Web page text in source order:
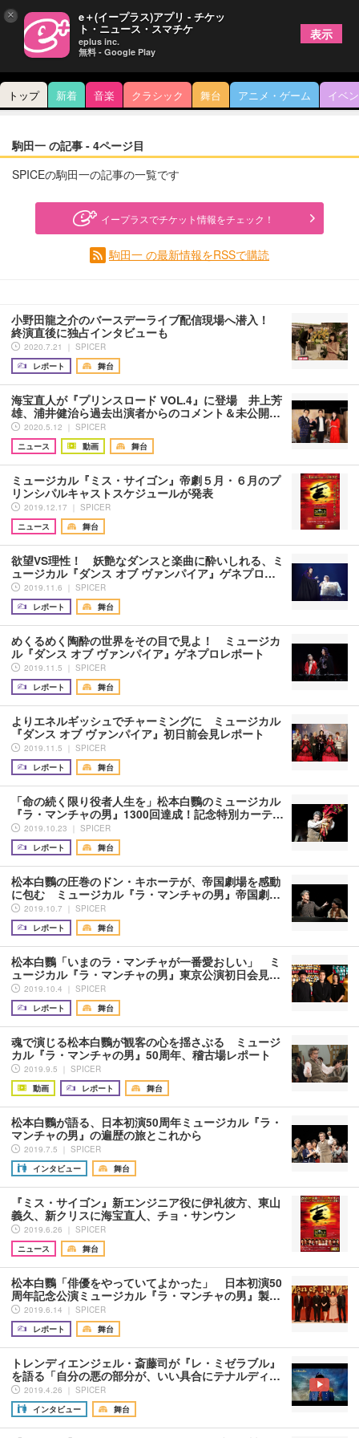
トップ 新着 音楽 クラシック 舞台 アニメ・ゲーム イベ
駒田一 の記事 - 4ページ目
SPICEの駒田一の記事の一覧です
イープラスでチケット情報をチェック！
駒田一 の最新情報をRSSで購読
小野田龍之介のバースデーライブ配信現場へ潜入！
終演直後に独占インタビューも
2020.7.21 ｜ SPICER
レポート
舞台
海宝直人が『プリンスロード VOL.4』に登場 井上芳
雄、浦井健治ら過去出演者からのコメント＆未公開…
2020.5.12 ｜ SPICER
ニュース
動画 舞台
ミュージカル『ミス・サイゴン』帝劇５月・６月のプ
リンシパルキャストスケジュールが発表
2019.12.17 ｜ SPICER
ニュース
舞台
欲望VS理性！ 妖艶なダンスと楽曲に酔いしれる、ミ
ュージカル『ダンス オブ ヴァンパイア』ゲネプロ…
2019.11.6 ｜ SPICER
レポート
舞台
めくるめく陶酔の世界をその目で見よ！ ミュージカ
ル『ダンス オブ ヴァンパイア』ゲネプロレポート
2019.11.5 ｜ SPICER
レポート
舞台
よりエネルギッシュでチャーミングに ミュージカル
『ダンス オブ ヴァンパイア』初日前会見レポート
2019.11.5 ｜ SPICER
レポート
舞台
「命の続く限り役者人生を」松本白鸚のミュージカル
『ラ・マンチャの男』1300回達成！記念特別カーテ…
2019.10.23 ｜ SPICER
レポート
舞台
松本白鸚の圧巻のドン・キホーテが、帝国劇場を感動
に包む ミュージカル『ラ・マンチャの男』帝国劇…
2019.10.7 ｜ SPICER
レポート
舞台
松本白鸚「いまのラ・マンチャが一番愛おしい」 ミ
ュージカル『ラ・マンチャの男』東京公演初日会見…
2019.10.4 ｜ SPICER
レポート
舞台
魂で演じる松本白鸚が観客の心を揺さぶる ミュージ
カル『ラ・マンチャの男』50周年、稽古場レポート
2019.9.5 ｜ SPICER
動画
レポート 舞台
松本白鸚が語る、日本初演50周年ミュージカル『ラ・
マンチャの男』の遍歴の旅とこれから
2019.7.5 ｜ SPICER
インタビュー
舞台
『ミス・サイゴン』新エンジニア役に伊礼彼方、東山
義久、新クリスに海宝直人、チョ・サンウン
2019.6.26 ｜ SPICER
ニュース
舞台
松本白鸚「俳優をやっていてよかった」 日本初演50
周年記念公演ミュージカル『ラ・マンチャの男』製…
2019.6.14 ｜ SPICER
レポート
舞台
トレンディエンジェル・斎藤司が『レ・ミゼラブル』
を語る「自分の悪の部分が、いい具合にテナルディ…
2019.4.26 ｜ SPICER
インタビュー
舞台
× e＋(イープラス)アプリ - チケッ
ト・ニュース・スマチケ
eplus inc.
無料 - Google Play
表示